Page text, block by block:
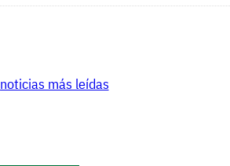
noticias más leídas